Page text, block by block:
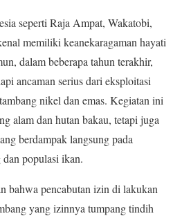
seperti Raja Ampat, Wakatobi,
memiliki keanekaragaman hayati
dalam beberapa tahun terakhir,
ancaman serius dari eksploitasi
nikel dan emas. Kegiatan ini
alam dan hutan bakau, tetapi juga
berdampak langsung pada
populasi ikan.
bahwa pencabutan izin di lakukan
yang izinnya tumpang tindih